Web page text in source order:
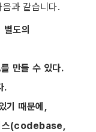
과 같습니다.
도의
만들 수 있다.
.
때문에,
스(codebase,